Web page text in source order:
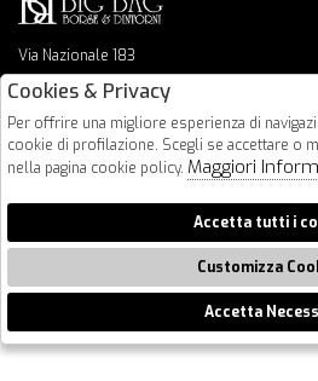
Via Nazionale 183
64026 Roseto Degli Abruzzi
info@bigbagshoponline.it
follow us
2026 BigBag - P.iva : 00916940679
🍪
Cookies & Privacy
Per offrire una migliore esperienza di
cookie di profilazione. Scegli se accettare o
nella pagina cookie policy. Maggiori
Accetta tutti i
Customizza
Accetta